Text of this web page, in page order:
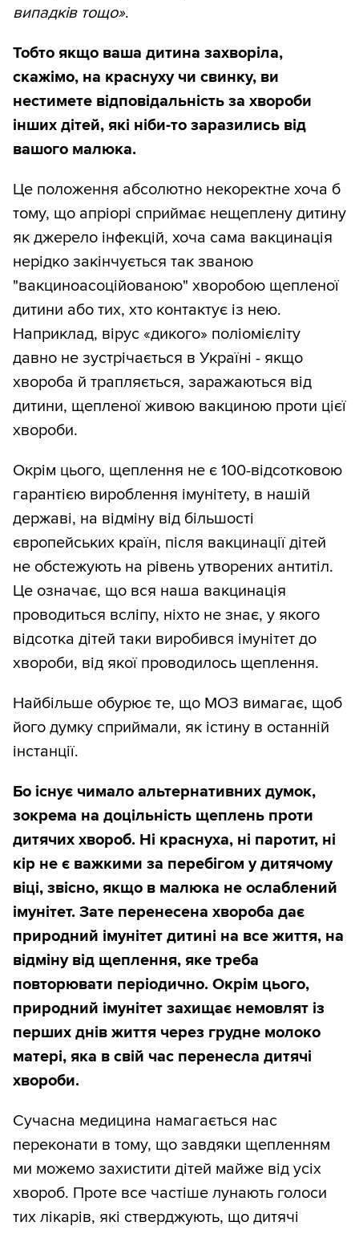
випадків тощо».
Тобто якщо ваша дитина захворіла,
скажімо, на краснуху чи свинку, ви
нестимете відповідальність за хвороби
інших дітей, які ніби-то заразились від
вашого малюка.
Це положення абсолютно некоректне хоча б
тому, що апріорі сприймає нещеплену дитину
як джерело інфекцій, хоча сама вакцинація
нерідко закінчується так званою
"вакциноасоційованою" хворобою щепленої
дитини або тих, хто контактує із нею.
Наприклад, вірус «дикого» поліомієліту
давно не зустрічається в Україні - якщо
хвороба й трапляється, заражаються від
дитини, щепленої живою вакциною проти цієї
хвороби.
Окрім цього, щеплення не є 100-відсотковою
гарантією вироблення імунітету, в нашій
державі, на відміну від більшості
європейських країн, після вакцинації дітей
не обстежують на рівень утворених антитіл.
Це означає, що вся наша вакцинація
проводиться всліпу, ніхто не знає, у якого
відсотка дітей таки виробився імунітет до
хвороби, від якої проводилось щеплення.
Найбільше обурює те, що МОЗ вимагає, щоб
його думку сприймали, як істину в останній
інстанції.
Бо існує чимало альтернативних думок,
зокрема на доцільність щеплень проти
дитячих хвороб. Ні краснуха, ні паротит, ні
кір не є важкими за перебігом у дитячому
віці, звісно, якщо в малюка не ослаблений
імунітет. Зате перенесена хвороба дає
природний імунітет дитині на все життя, на
відміну від щеплення, яке треба
повторювати періодично. Окрім цього,
природний імунітет захищає немовлят із
перших днів життя через грудне молоко
матері, яка в свій час перенесла дитячі
хвороби.
Сучасна медицина намагається нас
переконати в тому, що завдяки щепленням
ми можемо захистити дітей майже від усіх
хвороб. Проте все частіше лунають голоси
тих лікарів, які стверджують, що дитячі